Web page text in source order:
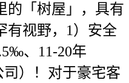
的「树屋」，具有
有视野，1）安全
、11-20年
）！对于豪宅客